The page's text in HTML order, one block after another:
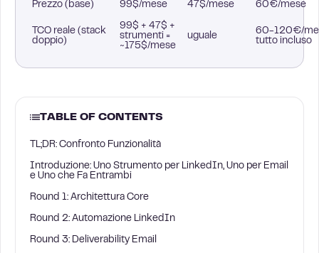
Prezzo (base) 99$/mese 47$/mese 60€/mese
TCO reale (stack
doppio)
99$ + 47$ +
strumenti =
~175$/mese
uguale
60-120€/
tutto incluso
TABLE OF CONTENTS
TL;DR: Confronto Funzionalità
Introduzione: Uno Strumento per LinkedIn, Uno per Email
e Uno che Fa Entrambi
Round 1: Architettura Core
Round 2: Automazione LinkedIn
Round 3: Deliverability Email